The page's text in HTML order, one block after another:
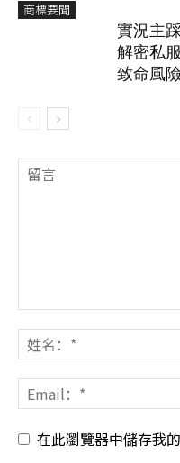
商標要聞
實況主
解密私
致命風險
在此瀏覽器中儲存我